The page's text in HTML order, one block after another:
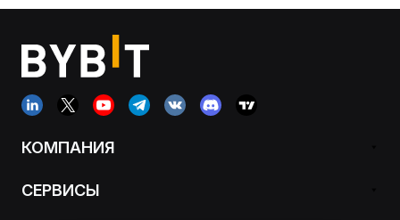
КОМПАНИЯ
СЕРВИСЫ